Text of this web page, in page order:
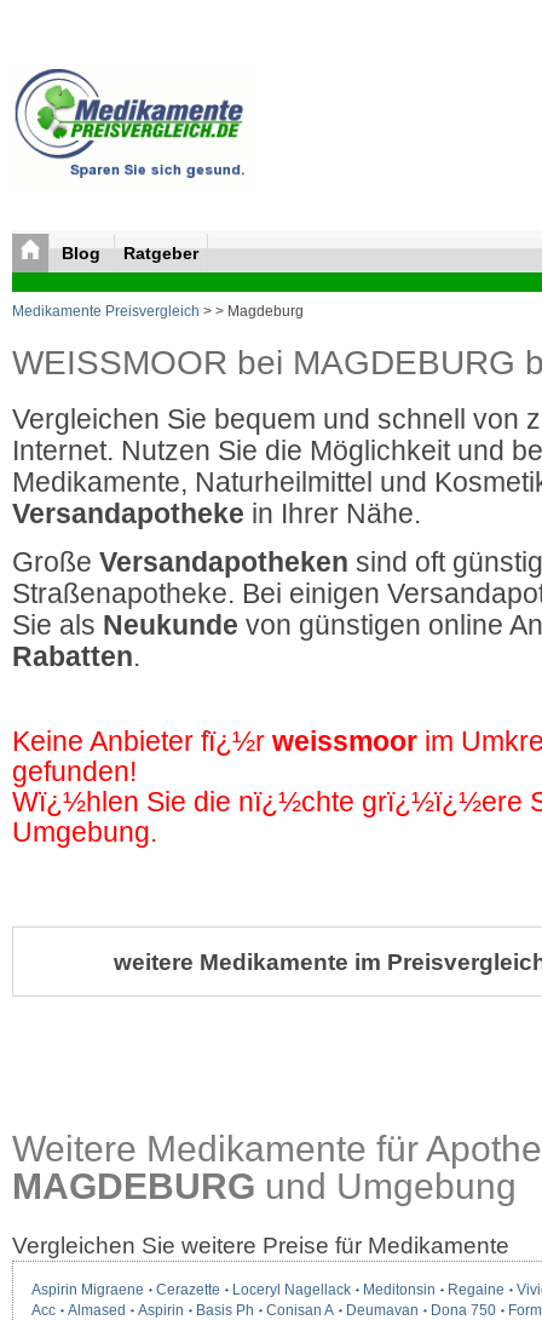
Blog Ratgeber
Medikamente Preisvergleich > > Magdeburg
WEISSMOOR bei MAGDEBURG
Vergleichen Sie bequem und schnell von
Internet. Nutzen Sie die Möglichkeit und
Medikamente, Naturheilmittel und
Versandapotheke in Ihrer Nähe.
Große Versandapotheken sind oft
Straßenapotheke. Bei einigen
Sie als Neukunde von günstigen online
Rabatten.
Keine Anbieter fï¿½r weissmoor im
gefunden!
Wï¿½hlen Sie die nï¿½chte grï¿½ï¿½ere
Umgebung.
weitere Medikamente im
Weitere Medikamente für
MAGDEBURG und Umgebung
Vergleichen Sie weitere Preise für Medikamente
Aspirin Migraene Cerazette Loceryl Nagellack Meditonsin Regaine
Acc
Almased Aspirin Basis Ph Conisan A Deumavan Dona 750